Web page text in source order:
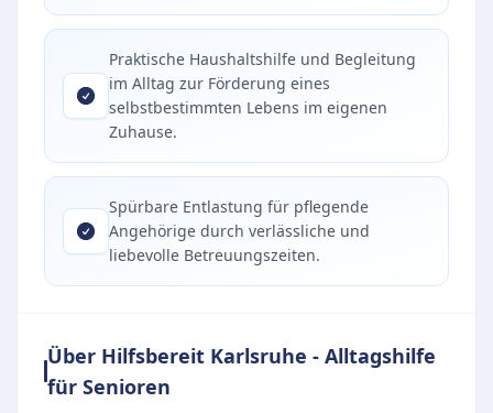
Praktische Haushaltshilfe und Begleitung
im Alltag zur Förderung eines
selbstbestimmten Lebens im eigenen
Zuhause.
Spürbare Entlastung für pflegende
Angehörige durch verlässliche und
liebevolle Betreuungszeiten.
Über Hilfsbereit Karlsruhe - Alltagshilfe
für Senioren